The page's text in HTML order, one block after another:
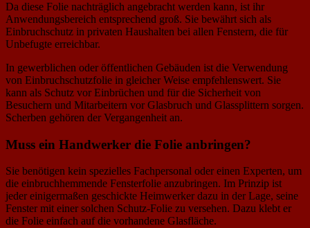
Da diese Folie nachträglich angebracht werden kann, ist ihr
Anwendungsbereich entsprechend groß. Sie bewährt sich als
Einbruchschutz in privaten Haushalten bei allen Fenstern, die für
Unbefugte erreichbar.
In gewerblichen oder öffentlichen Gebäuden ist die Verwendung
von Einbruchschutzfolie in gleicher Weise empfehlenswert. Sie
kann als Schutz vor Einbrüchen und für die Sicherheit von
Besuchern und Mitarbeitern vor Glasbruch und Glassplittern sorgen.
Scherben gehören der Vergangenheit an.
Muss ein Handwerker die Folie anbringen?
Sie benötigen kein spezielles Fachpersonal oder einen Experten, um
die einbruchhemmende Fensterfolie anzubringen. Im Prinzip ist
jeder einigermaßen geschickte Heimwerker dazu in der Lage, seine
Fenster mit einer solchen Schutz-Folie zu versehen. Dazu klebt er
die Folie einfach auf die vorhandene Glasfläche.